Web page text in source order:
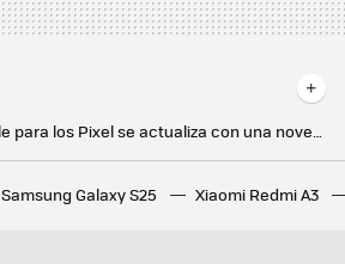
La cámara de Google para los Pixel se actualiza con una novedad inédita: conectar cámaras remotas
He encontrado la experiencia Android limpia perfecta. Y no es con un Google Pixel
España se queda finalmente sin la fábrica de chips de Broadcom: la compañía de EEUU ha roto con el Gobierno
Samsung Galaxy S25 Xiaomi Redmi A3